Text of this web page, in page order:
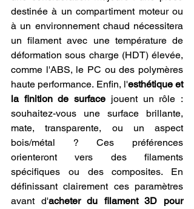
destinée à un compartiment moteur ou
à un environnement chaud nécessitera
un filament avec une température de
déformation sous charge (HDT) élevée,
comme l'ABS, le PC ou des polymères
haute performance. Enfin, l'esthétique et
la finition de surface jouent un rôle :
souhaitez-vous une surface brillante,
mate, transparente, ou un aspect
bois/métal ? Ces préférences
orienteront vers des filaments
spécifiques ou des composites. En
définissant clairement ces paramètres
avant d'acheter du filament 3D pour